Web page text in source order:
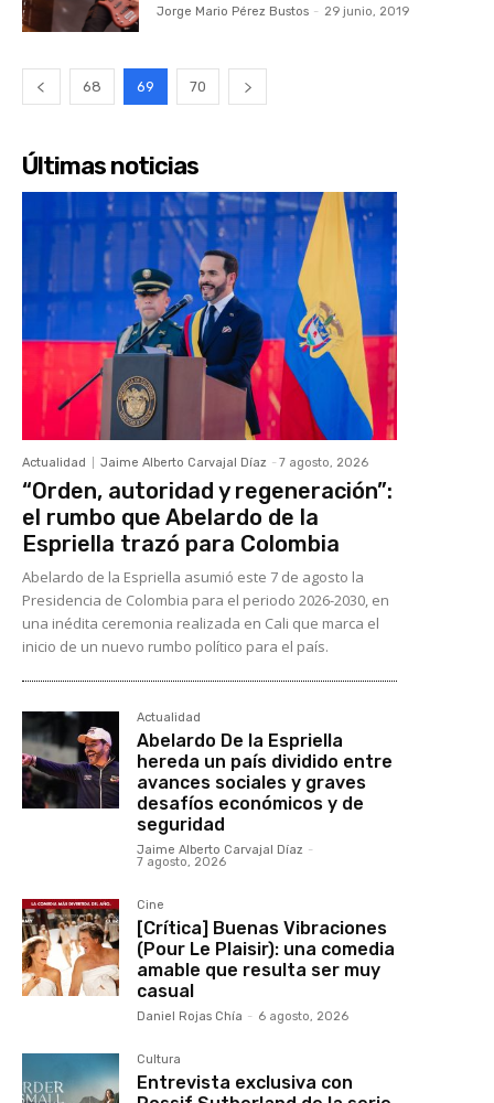
Jorge Mario Pérez Bustos - 29 junio, 2019
68 69 70
Últimas noticias
Actualidad Jaime Alberto Carvajal Díaz - 7 agosto, 2026
“Orden, autoridad y regeneración”:
el rumbo que Abelardo de la
Espriella trazó para Colombia
Abelardo de la Espriella asumió este 7 de agosto la
Presidencia de Colombia para el periodo 2026-2030, en
una inédita ceremonia realizada en Cali que marca el
inicio de un nuevo rumbo político para el país.
Actualidad
Abelardo De la Espriella
hereda un país dividido entre
avances sociales y graves
desafíos económicos y de
seguridad
Jaime Alberto Carvajal Díaz -
7 agosto, 2026
Cine
[Crítica] Buenas Vibraciones
(Pour Le Plaisir): una comedia
amable que resulta ser muy
casual
Daniel Rojas Chía - 6 agosto, 2026
Cultura
Entrevista exclusiva con